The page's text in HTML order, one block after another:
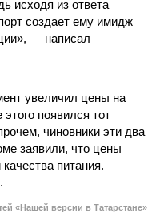
исходя из ответа
создает ему имидж
— написал
увеличил цены на
появился тот
чиновники эти два
заявили, что цены
питания.
«Нашей версии в Татарстане»